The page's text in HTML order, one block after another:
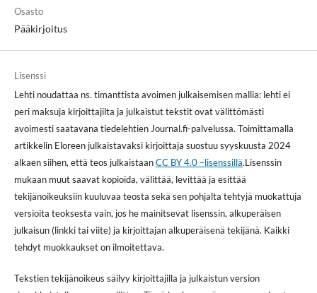
Osasto
Pääkirjoitus
Lisenssi
Lehti noudattaa ns. timanttista avoimen julkaisemisen mallia: lehti ei
peri maksuja kirjoittajilta ja julkaistut tekstit ovat välittömästi
avoimesti saatavana tiedelehtien Journal.fi-palvelussa. Toimittamalla
artikkelin Eloreen julkaistavaksi kirjoittaja suostuu syyskuusta 2024
alkaen siihen, että teos julkaistaanCC BY 4.0 –lisenssillä.Lisenssin
mukaan muut saavat kopioida, välittää, levittää ja esittää
tekijänoikeuksiin kuuluvaa teosta sekä sen pohjalta tehtyjä muokattuja
versioita teoksesta vain, jos he mainitsevat lisenssin, alkuperäisen
julkaisun (linkki tai viite) ja kirjoittajan alkuperäisenä tekijänä. Kaikki
tehdyt muokkaukset on ilmoitettava.
Tekstien tekijänoikeus säilyy kirjoittajilla ja julkaistun version